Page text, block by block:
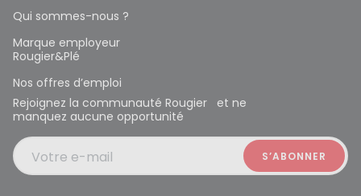
Qui sommes-nous ?
Marque employeur
Rougier&Plé
Nos offres d’emploi
Rejoignez la communauté Rougier et ne
manquez aucune opportunité
Votre e-mail